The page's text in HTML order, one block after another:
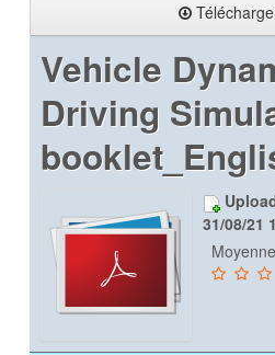
Vehicle
Driving
31/08/21